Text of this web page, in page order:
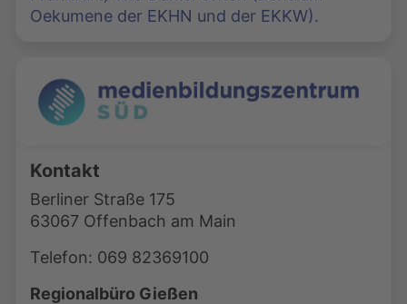
Oekumene der EKHN und der EKKW).
Kontakt
Berliner Straße 175
63067 Offenbach am Main
Telefon: 069 82369100
Regionalbüro Gießen